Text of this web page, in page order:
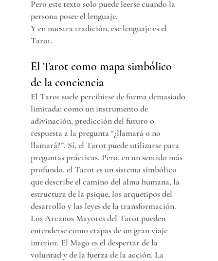
Pero este texto solo puede leerse cuando la
persona posee el lenguaje.
Y en nuestra tradición, ese lenguaje es el
Tarot.
El Tarot como mapa simbólico
de la conciencia
El Tarot suele percibirse de forma demasiado
limitada: como un instrumento de
adivinación, predicción del futuro o
respuesta a la pregunta “¿llamará o no
llamará?”. Sí, el Tarot puede utilizarse para
preguntas prácticas. Pero, en un sentido más
profundo, el Tarot es un sistema simbólico
que describe el camino del alma humana, la
estructura de la psique, los arquetipos del
desarrollo y las leyes de la transformación.
Los Arcanos Mayores del Tarot pueden
entenderse como etapas de un gran viaje
interior. El Mago es el despertar de la
voluntad y de la fuerza de la acción. La